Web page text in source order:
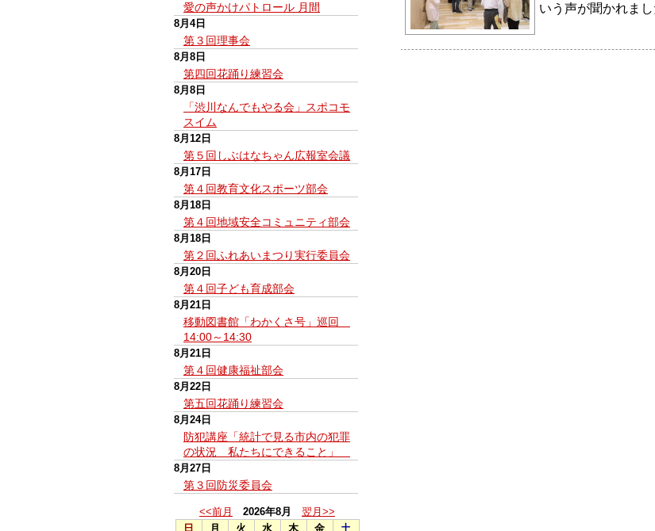
愛の声かけパトロール 月間
8月4日
第３回理事会
8月8日
第四回花踊り練習会
8月8日
「渋川なんでもやる会」スポコモ
スイム
8月12日
第５回しぶはなちゃん広報室会議
8月17日
第４回教育文化スポーツ部会
8月18日
第４回地域安全コミュニティ部会
8月18日
第２回ふれあいまつり実行委員会
8月20日
第４回子ども育成部会
8月21日
移動図書館「わかくさ号」巡回
14:00～14:30
8月21日
第４回健康福祉部会
8月22日
第五回花踊り練習会
8月24日
防犯講座「統計で見る市内の犯罪
の状況 私たちにできること」
8月27日
第３回防災委員会
<<前月 2026年8月
翌月>>
日
月 火 水 木 金 土
いう声が聞かれまし